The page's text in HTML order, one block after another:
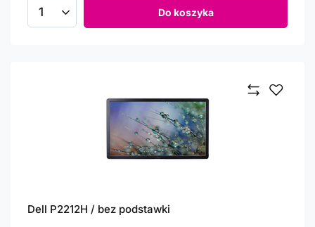
Ilość produktów Do koszyka
Dell P2212H / bez podstawki